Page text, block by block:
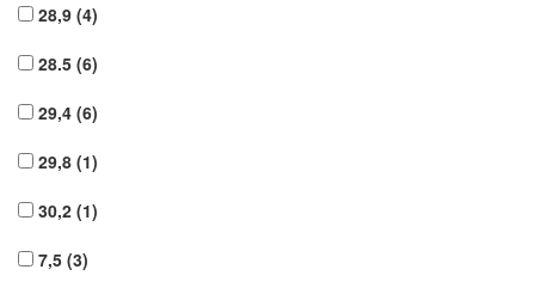
28,9 (4)
28.5 (6)
29,4 (6)
29,8 (1)
30,2 (1)
7,5 (3)